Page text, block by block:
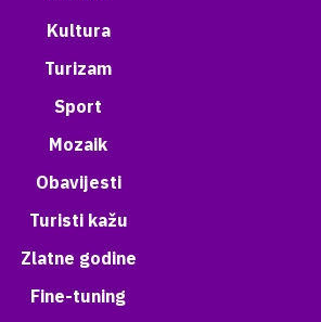
Kultura
Turizam
Sport
Mozaik
Obavijesti
Turisti kažu
Zlatne godine
Fine-tuning